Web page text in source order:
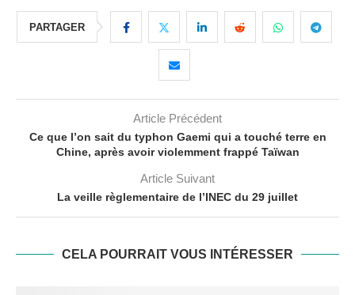
PARTAGER
Article Précédent
Ce que l’on sait du typhon Gaemi qui a touché terre en
Chine, après avoir violemment frappé Taïwan
Article Suivant
La veille règlementaire de l’INEC du 29 juillet
CELA POURRAIT VOUS INTÉRESSER